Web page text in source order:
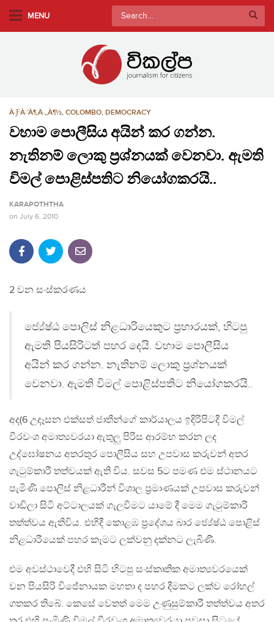
MENU
Search
for:
À·ƑÀ·’À¶‚À·„À¶½, COLOMBO, DEMOCRACY
වහාම පොලීසිය අයින් කර ගන්න.
නැතිනම් ලොකු ප්‍රශ්නයක් වෙනවා. ඇමති
විමල් පොළිස්පතිට නියෝගකරයි..
KARAPOTHTHA
on July 6, 2010
2 වන සංස්කරණය
ජ්‍යේෂ්ඨ පොලිස් නිළධාරියෙකුට ප්‍රහාරයක්, හිටපු
ඇමති පියසිරිටත් පහර දෙයි. වහාම පොලීසිය
අයින් කර ගන්න. නැතිනම් ලොකු ප්‍රශ්නයක්
වෙනවා. ඇමති විමල් පොළිස්පතිට නියෝගකරයි..
අද(6 උදෑසන එක්සත් ජාතීන්ගේ කාර්යාලය ඉදිරිපිටදී විමල්
වීරවංශ අමාත්‍යවරයා ඇතුලු පිරිස ආරම්භ කරන ලද
උද්ඝෝෂනය අතරතුර පොලීසිය සහ උපවාස කරුවන් අතර
ගැටුම්කාරී තත්වයක් ඇති විය. සවස 5ට පමණ එම ස්ථානයට
පැමිණි පොලිස් නිළධාරීන් විශාල ප්‍රමාණයක් උපවාස කරුවන්
වාඩිලා සිටි අට්ටාලයක් ගැලවීමට යාමේ දී මෙම ගැටුම්කාරී
තත්ත්වය ඇතිවිය. එහිදී කොළඹ ප්‍රදේශය බාර ජ්‍යේෂ්ඨ පොළිස්
නිළධාරීයෙක් පහර කෑමට ලක්වනු දක්නට ලැබිණී.
එම අවස්ථාවෙදී එහි සිටි හිටපු සංස්කෘතික අමාත්‍යවරයෙක්
වන පියසිරි විජේනායක මහතා ද පහර දීමකට ලක්ව රෝහල්
ගතකර තිබේ. කෙසේ වෙතත් මෙම උණුසුම්කාරී තත්ත්වය අතර